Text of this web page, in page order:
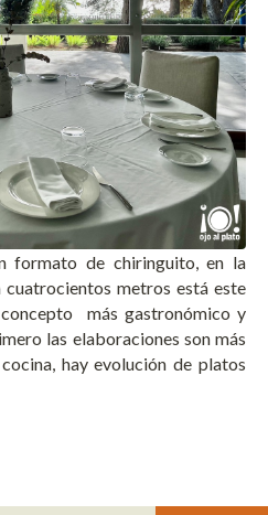
formato de chiringuito, en la
cuatrocientos metros está este
más gastronómico y
las elaboraciones son más
hay evolución de platos